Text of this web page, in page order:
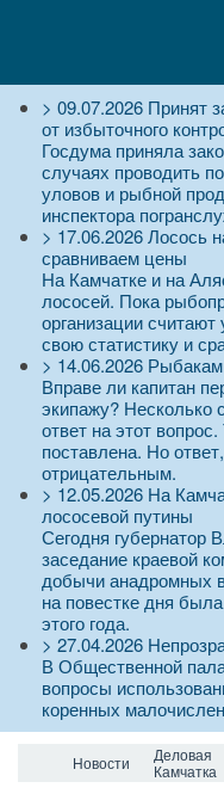
> 09.07.2026 Принят
от избыточного
Госдума приняла
случаях проводить
уловов и рыбной
инспектора
> 17.06.2026Лосось
сравниваем цены
На Камчатке и на
лососей. Пока
организации
свою статистику и
> 14.06.2026 Рыбакам
Вправе ли капитан
экипажу? Несколько
ответ на этот
поставлена. Но
отрицательным.
> 12.05.2026 На
лососевой путины
Сегодня губернатор
заседание краевой
добычи анадромных
на повестке дня
этого года.
> 27.04.2026
В Общественной
вопросы
коренных
Новости
Деловая
Камчатка